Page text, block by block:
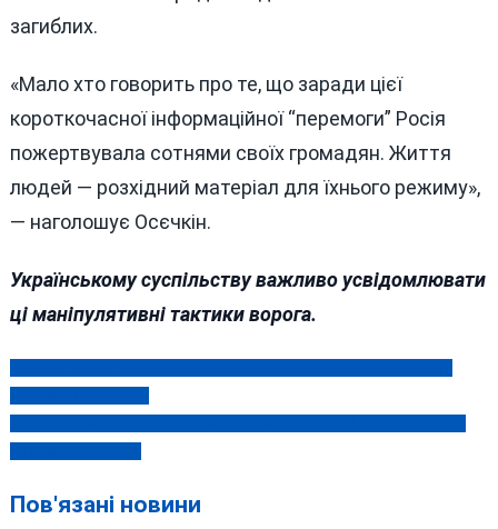
загиблих.
«Мало хто говорить про те, що заради цієї
короткочасної інформаційної “перемоги” Росія
пожертвувала сотнями своїх громадян. Життя
людей — розхідний матеріал для їхнього режиму»,
— наголошує Осєчкін.
Українському суспільству важливо усвідомлювати
ці маніпулятивні тактики ворога.
Навігація
записів
Пов'язані новини